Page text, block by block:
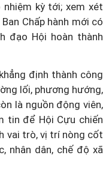
nhiệm kỳ tới; xem xét
Chấp hành mới có
đạo Hội hoàn thành
định thành công
lối, phương hướng,
là nguồn động viên,
tin để Hội Cựu chiến
vai trò, vị trí nòng cốt
nhân dân, chế độ xã